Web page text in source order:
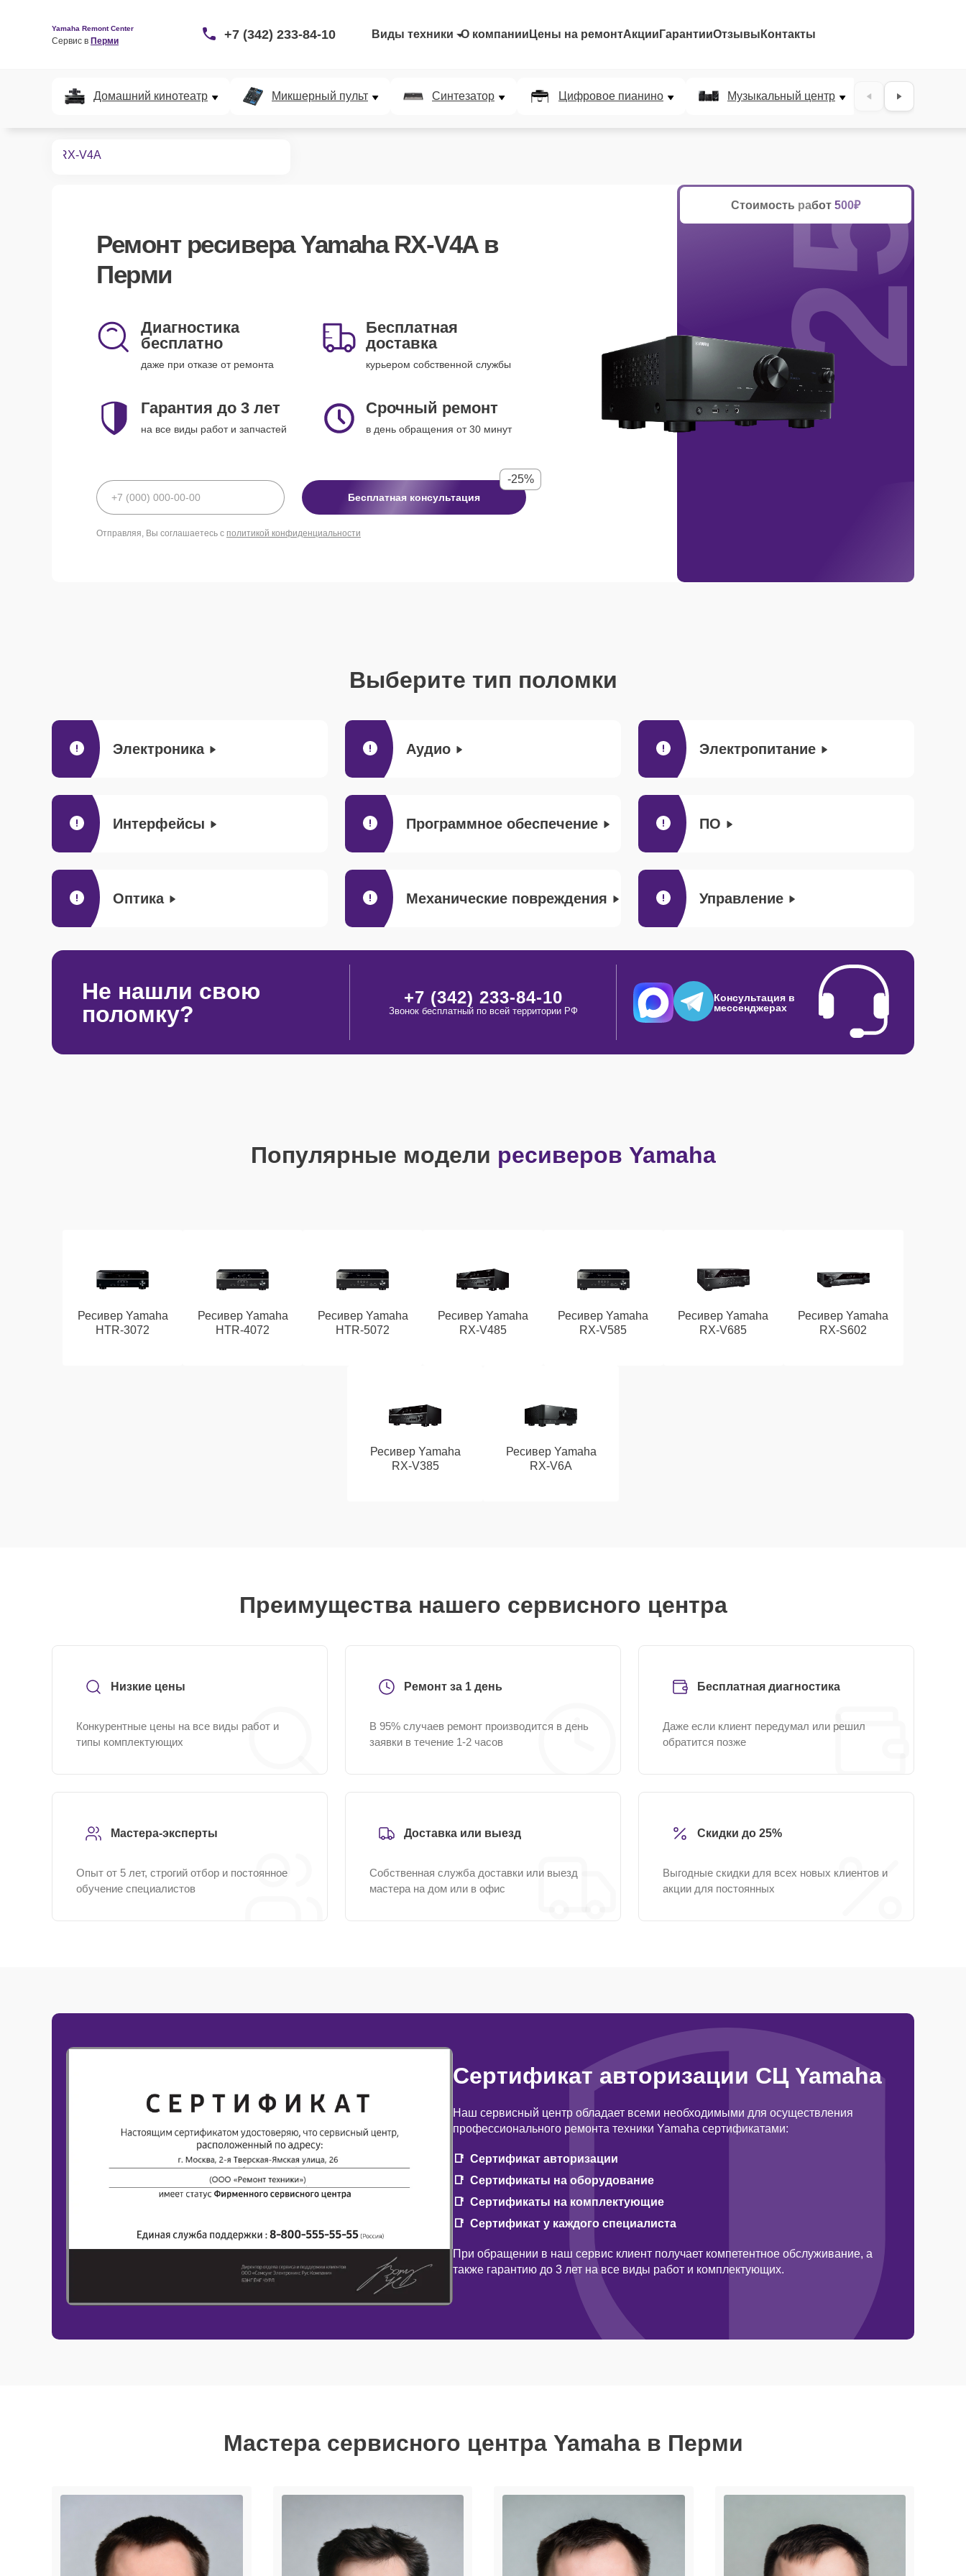
Yamaha Remont Center
Сервис в Перми +7 (342) 233-84-10 Виды техники О компании Цены на ремонтАкции ГарантииОтзывы Контакты
Домашний кинотеатр Микшерный пульт Синтезатор Цифровое пианино Музыкальный центр DJ-пульт
RX-V4A
Ремонт ресивера Yamaha RX-V4Aв
Перми
Диагностика
бесплатно
даже при отказе от ремонта
Бесплатная
доставка
курьером собственной службы
Гарантия до 3 лет
на все виды работ и запчастей
Срочный ремонт
в день обращения от 30 минут
Бесплатная консультация
-25%
Отправляя, Вы соглашаетесь с политикой конфиденциальности
Стоимость работ 500₽
25%
Выберите тип поломки
Электроника Аудио Электропитание
Интерфейсы Программное обеспечение ПО
Оптика Механические повреждения Управление
Не нашли свою
поломку?
+7 (342) 233-84-10
Звонок бесплатный по всей территории РФ
Консультация в
мессенджерах
Популярные модели ресиверов Yamaha
Ресивер Yamaha
HTR-3072
Ресивер Yamaha
HTR-4072
Ресивер Yamaha
HTR-5072
Ресивер Yamaha
RX-V485
Ресивер Yamaha
RX-V585
Ресивер Yamaha
RX-V685
Ресивер Yamaha
RX-S602
Ресивер Yamaha
RX-V385
Ресивер Yamaha
RX-V6A
Преимущества нашего сервисного центра
Низкие цены
Конкурентные цены на все виды работ и
типы комплектующих
Ремонт за 1 день
В 95% случаев ремонт производится в день
заявки в течение 1-2 часов
Бесплатная диагностика
Даже если клиент передумал или решил
обратится позже
Мастера-эксперты
Опыт от 5 лет, строгий отбор и постоянное
обучение специалистов
Доставка или выезд
Собственная служба доставки или выезд
мастера на дом или в офис
Скидки до 25%
Выгодные скидки для всех новых клиентов и
акции для постоянных
Сертификат авторизации СЦ Yamaha
Наш сервисный центр обладает всеми необходимыми для осуществления
профессионального ремонта техники Yamaha сертификатами:
Сертификат авторизации
Сертификаты на оборудование
Сертификаты на комплектующие
Сертификат у каждого специалиста
При обращении в наш сервис клиент получает компетентное обслуживание, а
также гарантию до 3 лет на все виды работ и комплектующих.
Мастера сервисного центра Yamaha в Перми